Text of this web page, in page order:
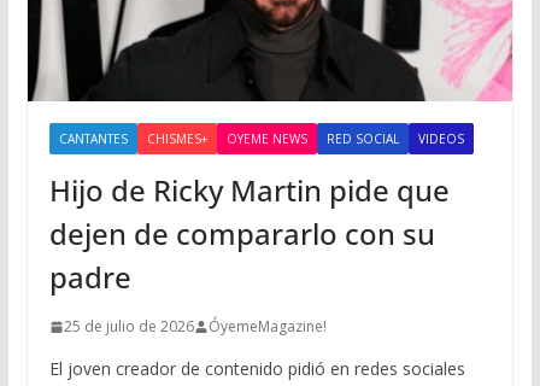
CANTANTES CHISMES+ OYEME NEWS RED SOCIAL VIDEOS
Hijo de Ricky Martin pide que
dejen de compararlo con su
padre
25 de julio de 2026 ÓyemeMagazine!
El joven creador de contenido pidió en redes sociales